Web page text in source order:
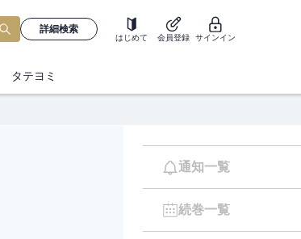
詳細検索
はじめて 会員登録 サインイン
タテヨミ
通知一覧
続巻一覧